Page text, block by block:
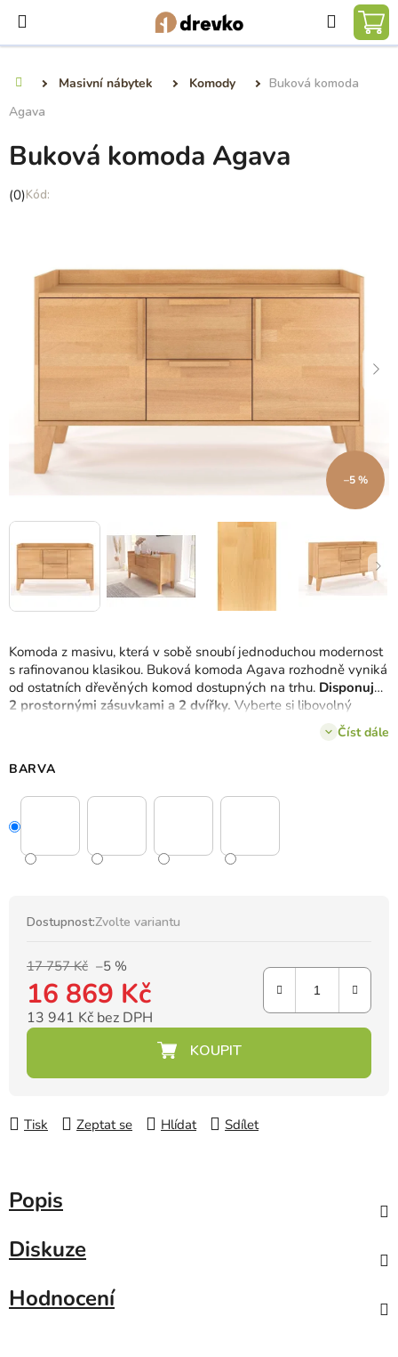
obsah
Hledat
Masivní nábytek Komody
Buková komoda
Agava
Komoda z masivu, která v sobě snoubí jednoduchou modernost
s rafinovanou klasikou. Buková komoda Agava rozhodně vyniká
od ostatních dřevěných komod dostupných na trhu. Disponuje
2 prostornými zásuvkami a 2 dvířky. Vyberte si libovolný
Číst dále
BARVA
Dostupnost:Zvolte variantu
17 757 Kč –5 %
16 869 Kč
13 941 Kč bez DPH
Tisk Zeptat se Hlídat Sdílet
Buková komoda Agava
Průměrné
(0)
–5 %
Popis
Diskuze
Hodnocení